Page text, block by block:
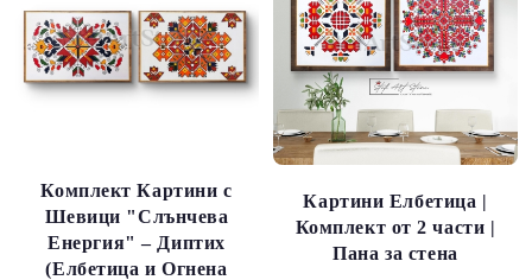
Комплект Картини с
Шевици "Слънчева
Енергия" – Диптих
(Елбетица и Огнена
Картини Елбетица |
Комплект от 2 части |
Пана за стена